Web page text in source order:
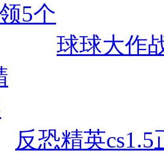
球球大作
反恐精英cs1.5